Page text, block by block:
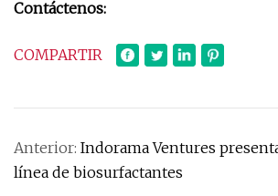
Contáctenos:
COMPARTIR
Anterior: Indorama Ventures
línea de biosurfactantes